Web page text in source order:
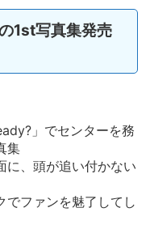
1st写真集発売
」でセンターを務
集
に、頭が追い付かない
でファンを魅了してし